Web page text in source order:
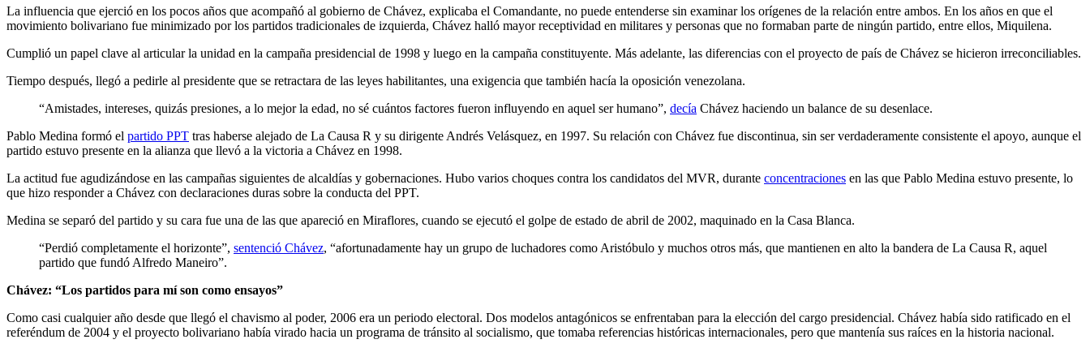
La influencia que ejerció en los pocos años que acompañó al gobierno de Chávez, explicaba el Comandante, no puede entenderse sin examinar los orígenes de la relación entre ambos. En los años en que el
movimiento bolivariano fue minimizado por los partidos tradicionales de izquierda, Chávez halló mayor receptividad en militares y personas que no formaban parte de ningún partido, entre ellos, Miquilena.
Cumplió un papel clave al articular la unidad en la campaña presidencial de 1998 y luego en la campaña constituyente. Más adelante, las diferencias con el proyecto de país de Chávez se hicieron irreconciliables.
Tiempo después, llegó a pedirle al presidente que se retractara de las leyes habilitantes, una exigencia que también hacía la oposición venezolana.
“Amistades, intereses, quizás presiones, a lo mejor la edad, no sé cuántos factores fueron influyendo en aquel ser humano”, decía Chávez haciendo un balance de su desenlace.
Pablo Medina formó el partido PPT tras haberse alejado de La Causa R y su dirigente Andrés Velásquez, en 1997. Su relación con Chávez fue discontinua, sin ser verdaderamente consistente el apoyo, aunque el
partido estuvo presente en la alianza que llevó a la victoria a Chávez en 1998.
La actitud fue agudizándose en las campañas siguientes de alcaldías y gobernaciones. Hubo varios choques contra los candidatos del MVR, durante concentraciones en las que Pablo Medina estuvo presente, lo
que hizo responder a Chávez con declaraciones duras sobre la conducta del PPT.
Medina se separó del partido y su cara fue una de las que apareció en Miraflores, cuando se ejecutó el golpe de estado de abril de 2002, maquinado en la Casa Blanca.
“Perdió completamente el horizonte”, sentenció Chávez, “afortunadamente hay un grupo de luchadores como Aristóbulo y muchos otros más, que mantienen en alto la bandera de La Causa R, aquel
partido que fundó Alfredo Maneiro”.
Chávez: “Los partidos para mí son como ensayos”
Como casi cualquier año desde que llegó el chavismo al poder, 2006 era un periodo electoral. Dos modelos antagónicos se enfrentaban para la elección del cargo presidencial. Chávez había sido ratificado en el
referéndum de 2004 y el proyecto bolivariano había virado hacia un programa de tránsito al socialismo, que tomaba referencias históricas internacionales, pero que mantenía sus raíces en la historia nacional.